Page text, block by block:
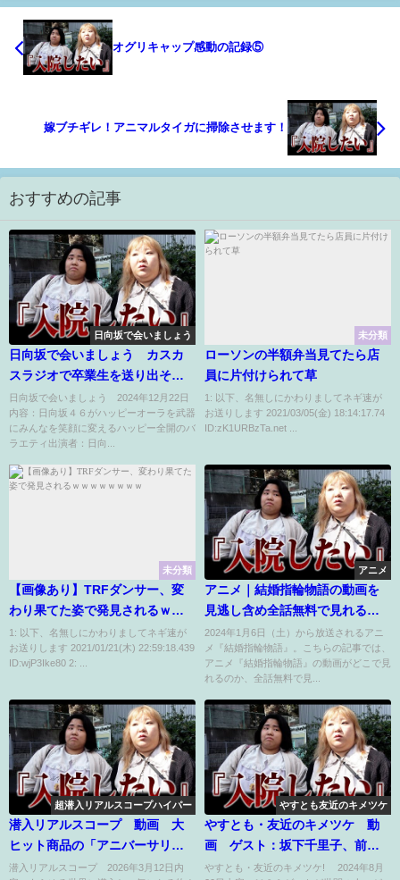
オグリキャップ感動の記録⑤
嫁ブチギレ！アニマルタイガに掃除させます！
おすすめの記事
日向坂で会いましょう
日向坂で会いましょう カスカ
スラジオで卒業生を送り出そ
う 12月22日
日向坂で会いましょう 2024年12月22日
内容：日向坂４６がハッピーオーラを武器
にみんなを笑顔に変えるハッピー全開のバ
ラエティ出演者：日向...
未分類
ローソンの半額弁当見てたら店
員に片付けられて草
1: 以下、名無しにかわりましてネギ速が
お送りします 2021/03/05(金) 18:14:17.74
ID:zK1URBzTa.net ...
未分類
【画像あり】TRFダンサー、変
わり果てた姿で発見されるｗｗ
ｗｗｗｗｗｗ
1: 以下、名無しにかわりましてネギ速が
お送りします 2021/01/21(木) 22:59:18.439
ID:wjP3Ike80 2: ...
アニメ
アニメ｜結婚指輪物語の動画を
見逃し含め全話無料で見れる配
信サイトまとめ
2024年1月6日（土）から放送されるアニ
メ『結婚指輪物語』。こちらの記事では、
アニメ『結婚指輪物語』の動画がどこで見
れるのか、全話無料で見...
超潜入リアルスコープハイパー
潜入リアルスコープ 動画 大
ヒット商品の「アニバーサリー
工場」に潜入 3月12日
潜入リアルスコープ 2026年3月12日内
やすとも友近のキメツケ
やすとも・友近のキメツケ 動
画 ゲスト：坂下千里子、前園
真聖、吉田敬 8月20日
やすとも・友近のキメツケ! 2024年8月